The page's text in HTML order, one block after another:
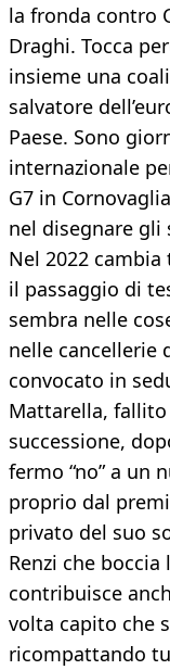
la fronda contro
Draghi. Tocca
insieme una
salvatore
Paese. Sono
internazionale
G7 in
nel disegnare gli
Nel 2022
il passaggio di
sembra nelle
nelle cancellerie
convocato in
Mattarella,
successione,
fermo “no” a un
proprio dal
privato del suo
Renzi che
contribuisce
volta capito che
ricompattando